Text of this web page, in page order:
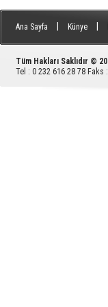
Ana Sayfa Künye
Tüm Hakları Saklıdır ©
Tel : 0 232 616 28 78 Faks